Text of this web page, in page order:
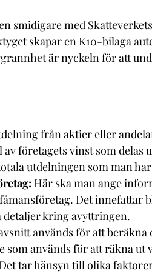
smidigare med Skatteverkets
skapar en K10-bilaga
är nyckeln för att
från aktier eller
företagets vinst som delas
utdelningen som man
Här ska man ange
Det innefattar
kring avyttringen.
används för att beräkna
som används för att räkna
tar hänsyn till olika